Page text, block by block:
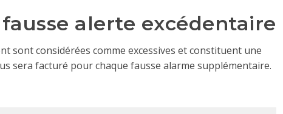
alerte excédentaire
sont considérées comme excessives et constituent une
sera facturé pour chaque fausse alarme supplémentaire.